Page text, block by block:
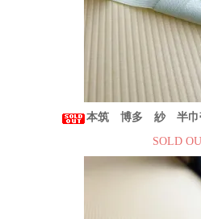
本筑 博多 紗 半巾
SOLD